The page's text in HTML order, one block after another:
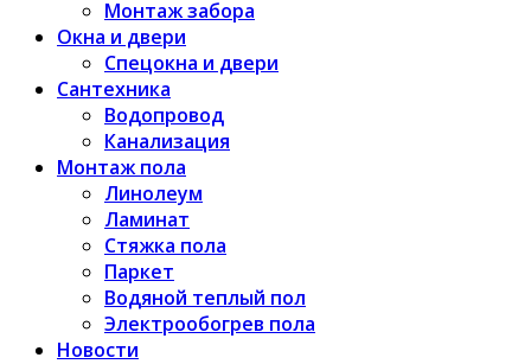
Монтаж забора
Окна и двери
Спецокна и двери
Сантехника
Водопровод
Канализация
Монтаж пола
Линолеум
Ламинат
Стяжка пола
Паркет
Водяной теплый пол
Электрообогрев пола
Новости